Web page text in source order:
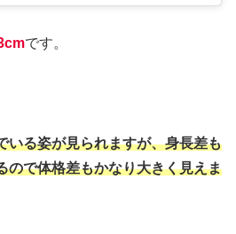
です。
いる姿が見られますが、身長差も
ので体格差もかなり大きく見えま